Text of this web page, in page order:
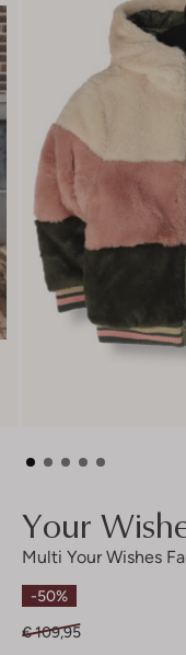
Your
Multi Your Wishes
-50%
€ 109,95